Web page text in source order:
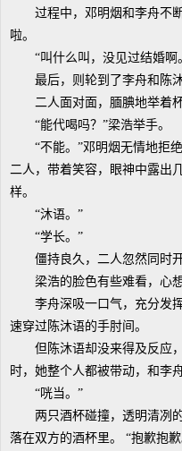
过程中，邓明烟和李舟不断
啦。
“叫什么叫，没见过结婚啊
最后，则轮到了李舟和陈沐
二人面对面，腼腆地举着杯
“能代喝吗？”梁浩举手。
“不能。”邓明烟无情地拒绝
二人，带着笑容，眼神中露出
样。
“沐语。”
“学长。”
僵持良久，二人忽然同时开
梁浩的脸色有些难看，心想
李舟深吸一口气，充分发挥
速穿过陈沐语的手肘间。
但陈沐语却没来得及反应，
时，她整个人都被带动，和李
“咣当。”
两只酒杯碰撞，透明清冽的
落在双方的酒杯里。 “抱歉抱